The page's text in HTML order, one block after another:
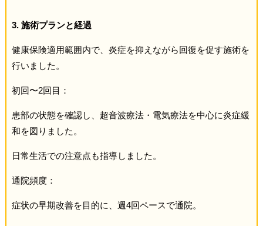
3. 施術プランと経過
健康保険適用範囲内で、炎症を抑えながら回復を促す施術を
行いました。
初回〜2回目：
患部の状態を確認し、超音波療法・電気療法を中心に炎症緩
和を図りました。
日常生活での注意点も指導しました。
通院頻度：
症状の早期改善を目的に、週4回ペースで通院。